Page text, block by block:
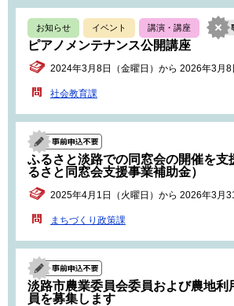
お知らせ イベント 講演・講座
ピアノメンテナンス公開講座
2024年3月8日（金曜日）から 2026年3月8
社会教育課
ふるさと淡路での同窓会の開催を支
るさと同窓会支援事業補助金）
2025年4月1日（火曜日）から 2026年3月
まちづくり政策課
淡路市農業委員会委員および農地利
員を募集します